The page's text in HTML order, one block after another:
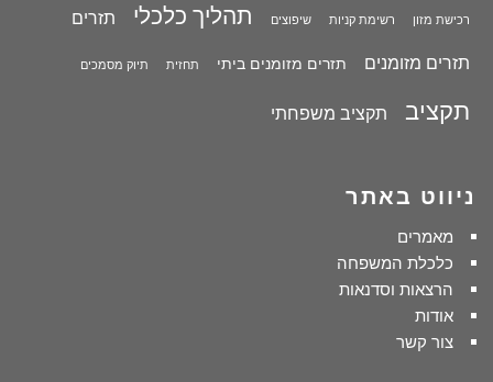
רכישת מזון רשימת קניות שיפוצים תהליך כלכלי תזרים
תזרים מזומנים תזרים מזומנים ביתי תחזית תיוק מסמכים
תקציב תקציב משפחתי
ניווט באתר
מאמרים
כלכלת המשפחה
הרצאות וסדנאות
אודות
צור קשר